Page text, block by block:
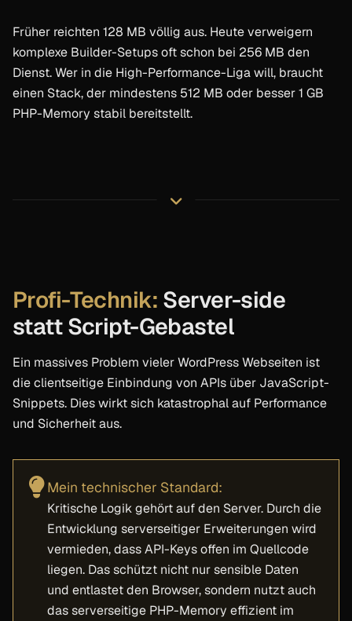
Früher reichten 128 MB völlig aus. Heute verweigern
komplexe Builder-Setups oft schon bei 256 MB den
Dienst. Wer in die High-Performance-Liga will, braucht
einen Stack, der mindestens 512 MB oder besser 1 GB
PHP-Memory stabil bereitstellt.
Profi-Technik: Server-side
statt Script-Gebastel
Ein massives Problem vieler WordPress Webseiten ist
die clientseitige Einbindung von APIs über JavaScript-
Snippets. Dies wirkt sich katastrophal auf Performance
und Sicherheit aus.
Mein technischer Standard:
Kritische Logik gehört auf den Server. Durch die
Entwicklung serverseitiger Erweiterungen wird
vermieden, dass API-Keys offen im Quellcode
liegen. Das schützt nicht nur sensible Daten
und entlastet den Browser, sondern nutzt auch
das serverseitige PHP-Memory effizient im